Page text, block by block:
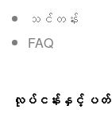
သင်တန်း
FAQ
လုပ်ငန်းနှင့် ပတ်